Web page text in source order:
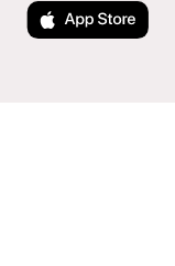
Laden im App Store